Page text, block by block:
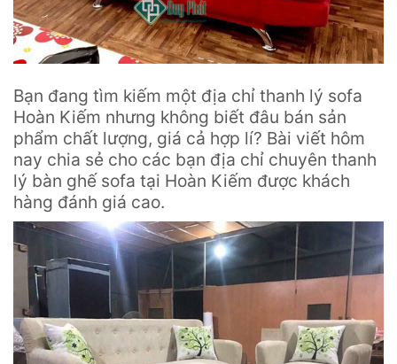
Bạn đang tìm kiếm một địa chỉ thanh lý sofa
Hoàn Kiếm nhưng không biết đâu bán sản
phẩm chất lượng, giá cả hợp lí? Bài viết hôm
nay chia sẻ cho các bạn địa chỉ chuyên thanh
lý bàn ghế sofa tại Hoàn Kiếm được khách
hàng đánh giá cao.